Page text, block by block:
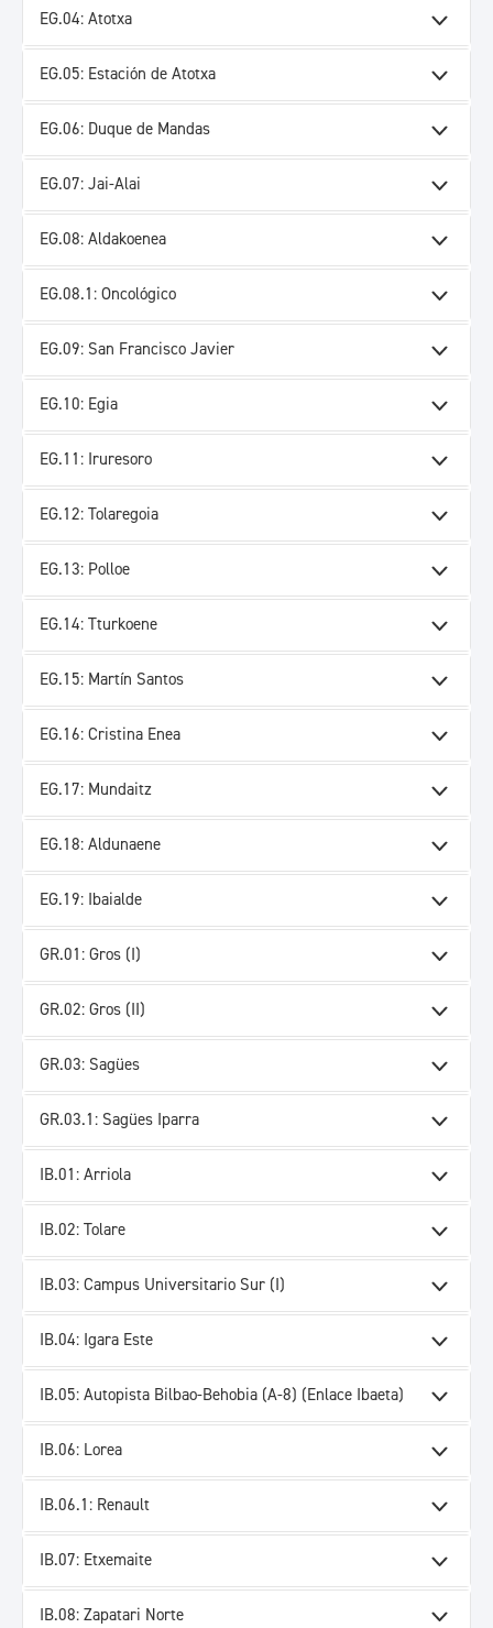
EG.04: Atotxa
EG.05: Estación de Atotxa
EG.06: Duque de Mandas
EG.07: Jai-Alai
EG.08: Aldakoenea
EG.08.1: Oncológico
EG.09: San Francisco Javier
EG.10: Egia
EG.11: Iruresoro
EG.12: Tolaregoia
EG.13: Polloe
EG.14: Tturkoene
EG.15: Martín Santos
EG.16: Cristina Enea
EG.17: Mundaitz
EG.18: Aldunaene
EG.19: Ibaialde
GR.01: Gros (I)
GR.02: Gros (II)
GR.03: Sagües
GR.03.1: Sagües Iparra
IB.01: Arriola
IB.02: Tolare
IB.03: Campus Universitario Sur (I)
IB.04: Igara Este
IB.05: Autopista Bilbao-Behobia (A-8) (Enlace Ibaeta)
IB.06: Lorea
IB.06.1: Renault
IB.07: Etxemaite
IB.08: Zapatari Norte